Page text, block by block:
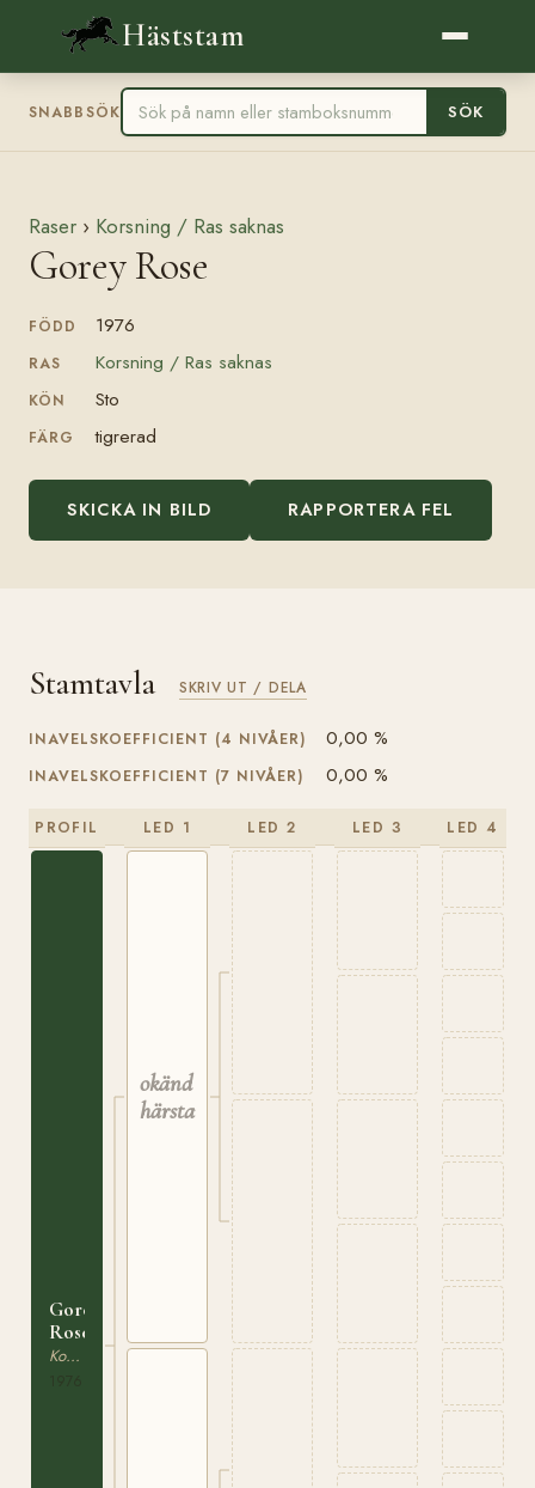
Häststam
SNABBSÖK SÖK
Raser › Korsning / Ras saknas
Gorey Rose
FÖDD 1976
RAS Korsning / Ras saknas
KÖN Sto
FÄRG tigrerad
SKICKA IN BILD RAPPORTERA FEL
Stamtavla SKRIV UT / DELA
INAVELSKOEFFICIENT (4 NIVÅER) 0,00 %
INAVELSKOEFFICIENT (7 NIVÅER) 0,00 %
PROFIL
Gorey
Rose
Korsning / Ras saknas
LED 1
okänd
härstamning
LED 2 LED 3 LED 4